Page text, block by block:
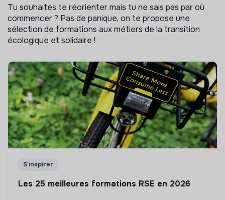
Tu souhaites te réorienter mais tu ne sais pas par où
commencer ? Pas de panique, on te propose une
sélection de formations aux métiers de la transition
écologique et solidaire !
S'inspirer
Les 25 meilleures formations RSE en 2026